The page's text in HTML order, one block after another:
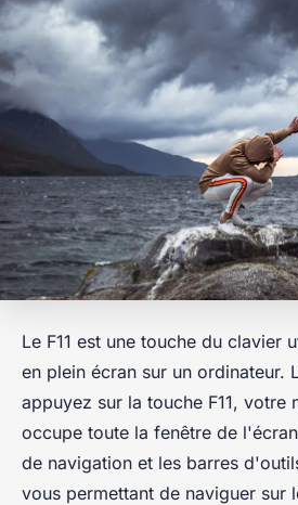
Le F11 est une touche du clavier
en plein écran sur un ordinateur.
appuyez sur la touche F11, votre
occupe toute la fenêtre de
de navigation et les barres
vous permettant de naviguer sur